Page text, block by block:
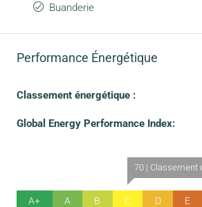
Buanderie
Performance Énergétique
Classement énergétique :
Global Energy Performance Index:
A+ A B
70 | Classement
C D E